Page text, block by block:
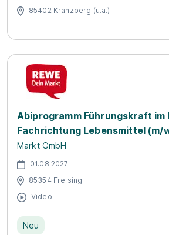
85402 Kranzberg (u.a.)
Abiprogramm Führungskraft im
Fachrichtung Lebensmittel (m/
Markt GmbH
01.08.2027
85354 Freising
Video
Neu